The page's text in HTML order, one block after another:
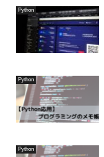
Python
Python
Python